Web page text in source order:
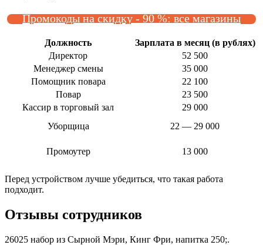
Промокоды на скидку - 90 %: все магазины
Должность
Зарплата в месяц (в рублях)
Директор
52 500
Менеджер смены
35 000
Помощник повара
22 100
Повар
23 500
Кассир в торговый зал
29 000
Уборщица
22 — 29 000
Промоутер 13 000
Перед устройством лучше убедиться, что такая работа
подходит.
Отзывы сотрудников
26025 набор из Сырной Мэри, Кинг Фри, напитка 250;.